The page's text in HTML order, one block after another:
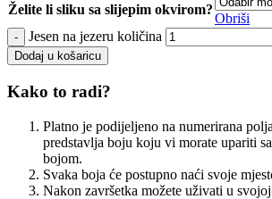
Želite li sliku sa slijepim okvirom?
Obriši
Jesen na jezeru količina
Dodaj u košaricu
Kako to radi?
Platno je podijeljeno na numerirana
predstavlja boju koju vi morate upariti
bojom.
Svaka boja će postupno naći svoje
Nakon završetka možete uživati u